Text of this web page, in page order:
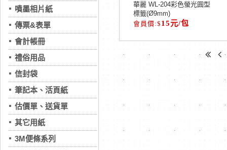
噴墨相片紙
傳票&表單
會計帳冊
禮俗用品
信封袋
筆記本、活頁紙
估價單、送貨單
其它用紙
3M便條系列
華麗 WL-204彩色螢光圓型
標籤(Ø9mm)
15元/包